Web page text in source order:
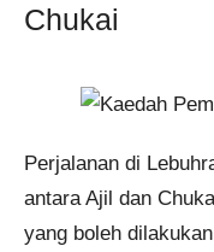
Chukai
Perjalanan di
antara Ajil dan
yang boleh